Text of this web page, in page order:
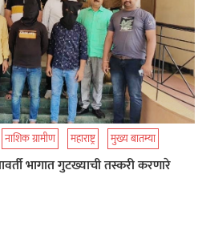
नाशिक ग्रामीण महाराष्ट्र मुख्य बातम्या
भागात गुटख्याची तस्करी करणारे